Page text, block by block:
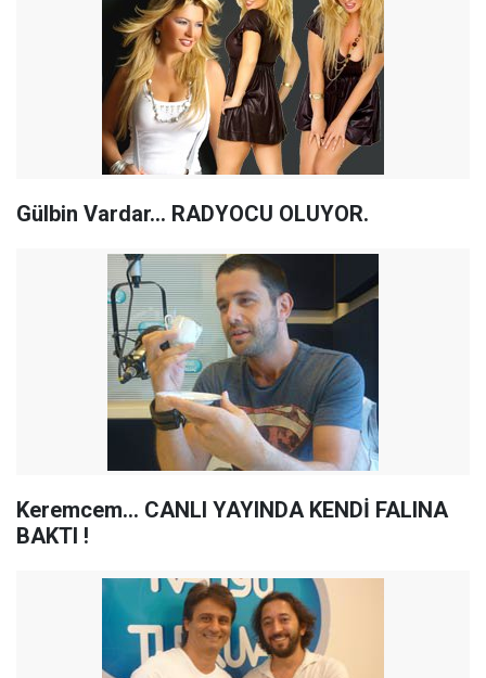
Gülbin Vardar... RADYOCU OLUYOR.
Keremcem... CANLI YAYINDA KENDİ FALINA
BAKTI !